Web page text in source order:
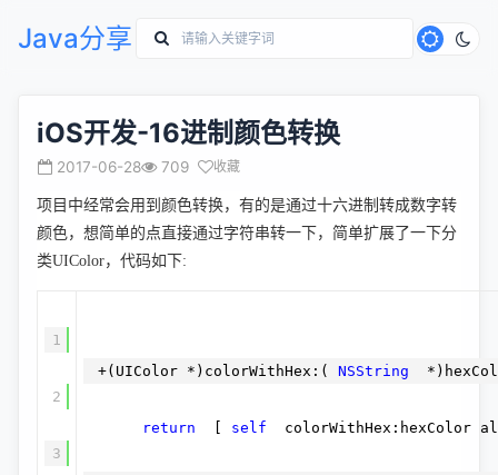
Java分享
iOS开发-16进制颜色转换
2017-06-28 709 收藏
项目中经常会用到颜色转换，有的是通过十六进制转成数字转
颜色，想简单的点直接通过字符串转一下，简单扩展了一下分
类UIColor，代码如下:
1
2
3
+(UIColor *)colorWithHex:( NSString
return self colorWithHex:hexColor